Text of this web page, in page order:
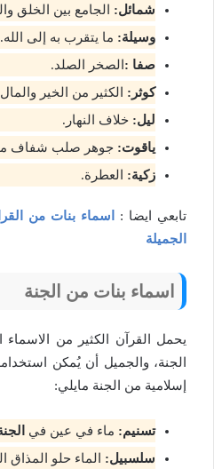
شمائل: الجامع بين الخلق
وسيلة: ما يتقرب به إلى الله.
صفا :الصخر الصلد.
كوثر: الكثير من الخير
ليل: خلاف النهار.
ياقوت: جوهر صلب شفاف
زكية: العطرة.
تابعي ايضا :
اسماء بنات من
الجميلة
اسماء بنات من الجنة
يحمل القرآن الكثير من
الجنة، والجميل أن يُمكن
إسلامية من الجنة مايلي:
تسنيم: ماء في عين في
سلسبيل: الماء حلو المذاق